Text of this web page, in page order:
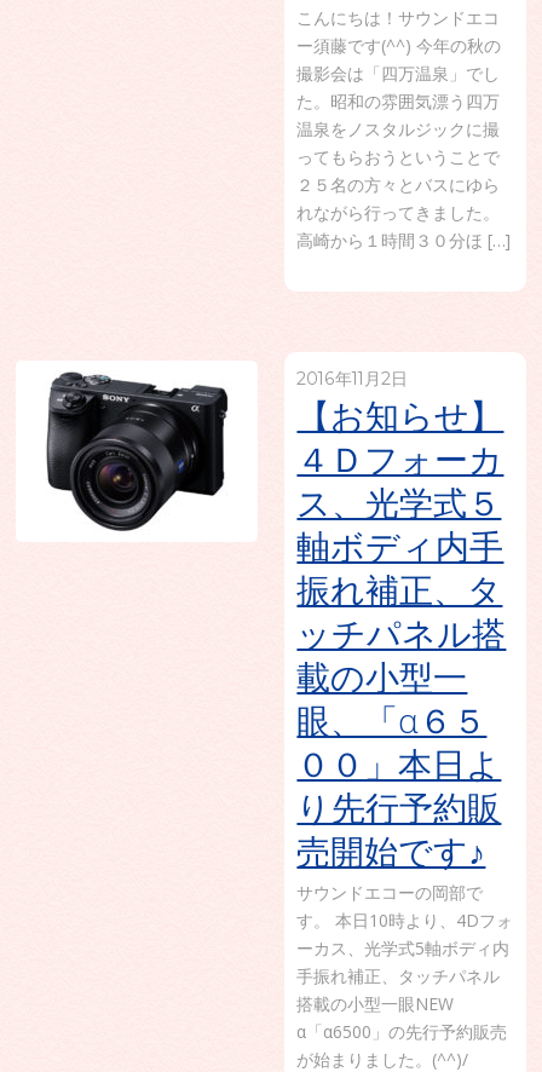
こんにちは！サウンドエコ
ー須藤です(^^) 今年の秋の
撮影会は「四万温泉」でし
た。昭和の雰囲気漂う四万
温泉をノスタルジックに撮
ってもらおうということで
２５名の方々とバスにゆら
れながら行ってきました。
高崎から１時間３０分ほ […]
2016年11月2日
【お知らせ】
４Ｄフォーカ
ス、光学式５
軸ボディ内手
振れ補正、タ
ッチパネル搭
載の小型一
眼、「α６５
００」本日よ
り先行予約販
売開始です♪
サウンドエコーの岡部で
す。 本日10時より、4Dフォ
ーカス、光学式5軸ボディ内
手振れ補正、タッチパネル
搭載の小型一眼NEW
α「α6500」の先行予約販売
が始まりました。(^^)/